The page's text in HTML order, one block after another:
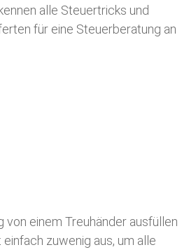
alle Steuertricks und
für eine Steuerberatung an
von einem Treuhänder ausfüllen
zuwenig aus, um alle